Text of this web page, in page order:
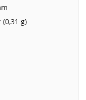
(0,31 g)